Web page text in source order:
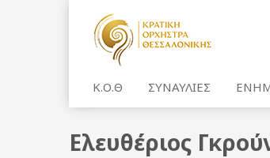
Κ.Ο.Θ ΣΥΝΑΥΛΙΕΣ
Ελευθέριος